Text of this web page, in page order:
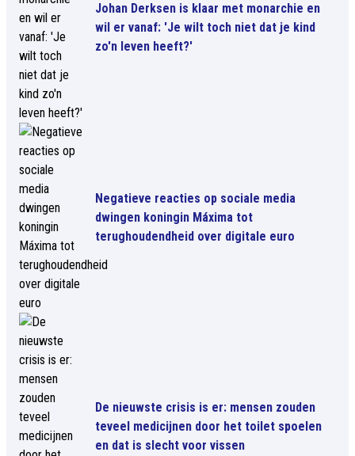
Johan Derksen is klaar met monarchie en
wil er vanaf: 'Je wilt toch niet dat je kind
zo'n leven heeft?'
Negatieve reacties op sociale media
dwingen koningin Máxima tot
terughoudendheid over digitale euro
De nieuwste crisis is er: mensen zouden
teveel medicijnen door het toilet spoelen
en dat is slecht voor vissen